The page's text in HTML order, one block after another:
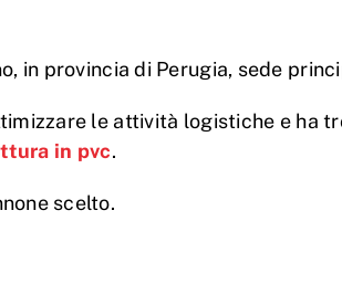
in provincia di Perugia, sede
le attività logistiche e ha
in pvc.
scelto.